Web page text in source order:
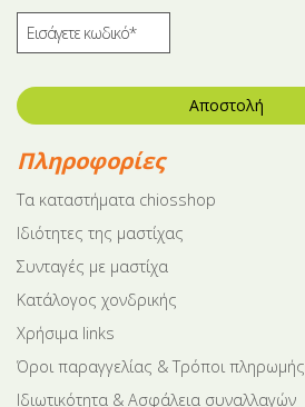
Αποστολή
Πληροφορίες
Tα καταστήματα chiosshop
Ιδιότητες της μαστίχας
Συνταγές με μαστίχα
Κατάλογος χονδρικής
Χρήσιμα links
Όροι παραγγελίας & Τρόποι πληρωμής
Ιδιωτικότητα & Ασφάλεια συναλλαγών